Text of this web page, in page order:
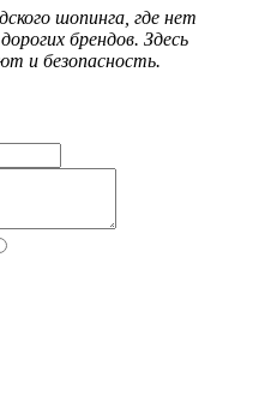
шопинга, где нет
брендов. Здесь
и безопасность.